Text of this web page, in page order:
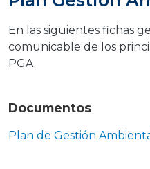
En las siguientes fichas
comunicable de los
PGA.
Documentos
Plan de Gestión